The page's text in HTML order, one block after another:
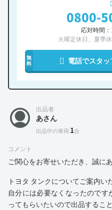
0800-
応対時間
火曜定休日、夏季
無
料
電話でスタ
出品者
あさん
出品中の車両 1台
コメント
ご関心をお寄せいただき、誠に
トヨタ タンクについてご案内い
自分には必要なくなったので
ってもらいたいので出品するこ